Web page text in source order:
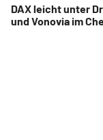
DAX leicht unter
und Vonovia im